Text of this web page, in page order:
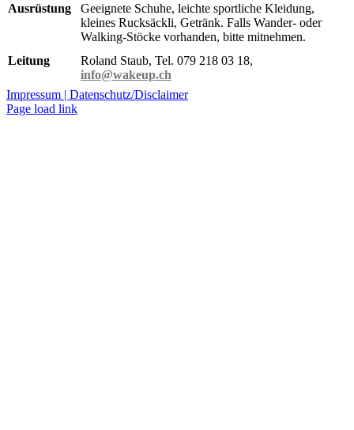
Ausrüstung
Geeignete Schuhe, leichte sportliche Kleidung,
kleines Rucksäckli, Getränk. Falls Wander- oder
Walking-Stöcke vorhanden, bitte mitnehmen.
Leitung
Roland Staub, Tel. 079 218 03 18,
info@wakeup.ch
Impressum | Datenschutz/Disclaimer
Page load link